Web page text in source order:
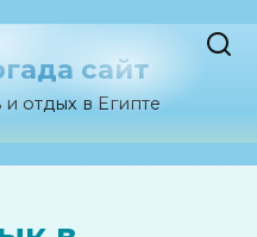
сайт
отдых в Египте